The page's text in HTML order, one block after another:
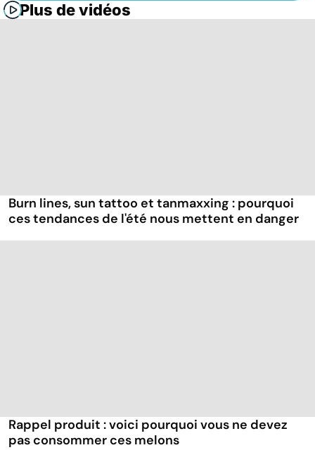
Plus de vidéos
Burn lines, sun tattoo et tanmaxxing : pourquoi
ces tendances de l'été nous mettent en danger
Rappel produit : voici pourquoi vous ne devez
pas consommer ces melons